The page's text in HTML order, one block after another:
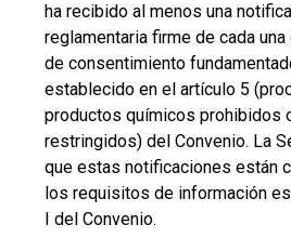
ha recibido al menos una
reglamentaria firme de cada
de consentimiento
establecido en el artículo 5
productos químicos prohibidos
restringidos) del Convenio. La
que estas notificaciones están
los requisitos de información
I del Convenio.